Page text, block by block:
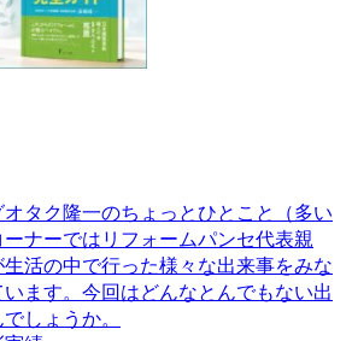
オタク隆一のちょっとひとこと（多い
ナーではリフォームパンセ代表親
活の中で行った様々な出来事をみな
ます。今回はどんなとんでもない出
しょうか。